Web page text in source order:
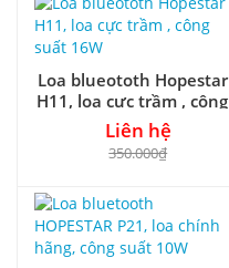
Loa blueototh Hopestar
H11, loa cực trầm , công
suất 16W
Liên hệ
350.000₫